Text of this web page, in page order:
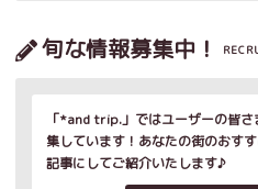
旬な情報募集中！
「*and trip.」ではユーザーの皆
集しています！あなたの街のおす
記事にしてご紹介いたします♪